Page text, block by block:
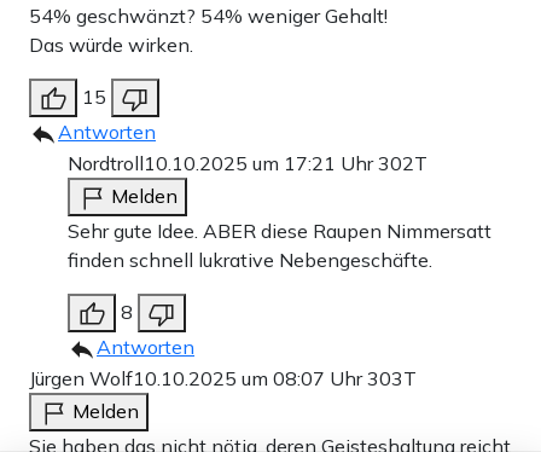
54% geschwänzt? 54% weniger Gehalt!
Das würde wirken.
15
Antworten
Nordtroll10.10.2025 um 17:21 Uhr302T
Melden
Sehr gute Idee. ABER diese Raupen Nimmersatt
finden schnell lukrative Nebengeschäfte.
8
Antworten
Jürgen Wolf10.10.2025 um 08:07 Uhr303T
Melden
Sie haben das nicht nötig, deren Geisteshaltung reicht